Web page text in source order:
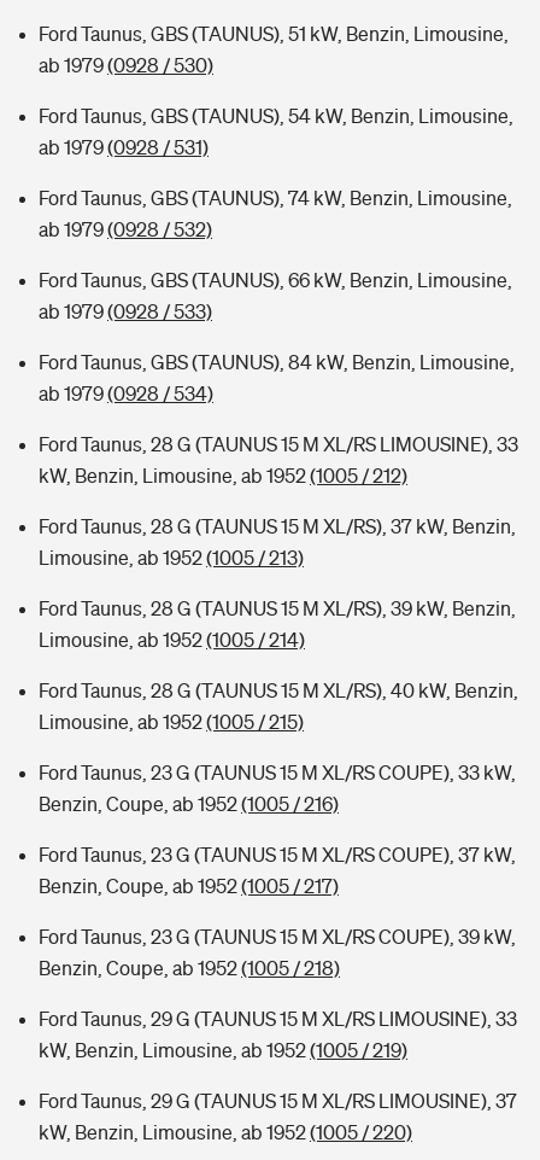
Ford Taunus, GBS (TAUNUS), 51 kW, Benzin, Limousine,
ab 1979(0928 / 530)
Ford Taunus, GBS (TAUNUS), 54 kW, Benzin, Limousine,
ab 1979(0928 / 531)
Ford Taunus, GBS (TAUNUS), 74 kW, Benzin, Limousine,
ab 1979(0928 / 532)
Ford Taunus, GBS (TAUNUS), 66 kW, Benzin, Limousine,
ab 1979(0928 / 533)
Ford Taunus, GBS (TAUNUS), 84 kW, Benzin, Limousine,
ab 1979(0928 / 534)
Ford Taunus, 28 G (TAUNUS 15 M XL/RS LIMOUSINE), 33
kW, Benzin, Limousine, ab 1952(1005 / 212)
Ford Taunus, 28 G (TAUNUS 15 M XL/RS), 37 kW, Benzin,
Limousine, ab 1952(1005 / 213)
Ford Taunus, 28 G (TAUNUS 15 M XL/RS), 39 kW, Benzin,
Limousine, ab 1952(1005 / 214)
Ford Taunus, 28 G (TAUNUS 15 M XL/RS), 40 kW, Benzin,
Limousine, ab 1952(1005 / 215)
Ford Taunus, 23 G (TAUNUS 15 M XL/RS COUPE), 33 kW,
Benzin, Coupe, ab 1952(1005 / 216)
Ford Taunus, 23 G (TAUNUS 15 M XL/RS COUPE), 37 kW,
Benzin, Coupe, ab 1952(1005 / 217)
Ford Taunus, 23 G (TAUNUS 15 M XL/RS COUPE), 39 kW,
Benzin, Coupe, ab 1952(1005 / 218)
Ford Taunus, 29 G (TAUNUS 15 M XL/RS LIMOUSINE), 33
kW, Benzin, Limousine, ab 1952(1005 / 219)
Ford Taunus, 29 G (TAUNUS 15 M XL/RS LIMOUSINE), 37
kW, Benzin, Limousine, ab 1952(1005 / 220)